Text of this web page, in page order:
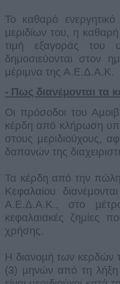
Το καθαρό
μεριδίων του, η καθαρή
τιμή εξαγοράς του
δημοσιεύονται στον
μέριμνα της Α.Ε.Δ.Α.Κ.
- Πως διανέμονται τα
Οι πρόσοδοι του
κέρδη από κλήρωση
στους µεριδιούχους,
δαπανών της
Τα κέρδη από την
Κεφαλαίου
Α.Ε.Δ.Α.Κ., στο
κεφαλαιακές ζηµίες
χρήσης.
Η διανοµή των κερδών
(3) µηνών από τη λήξη